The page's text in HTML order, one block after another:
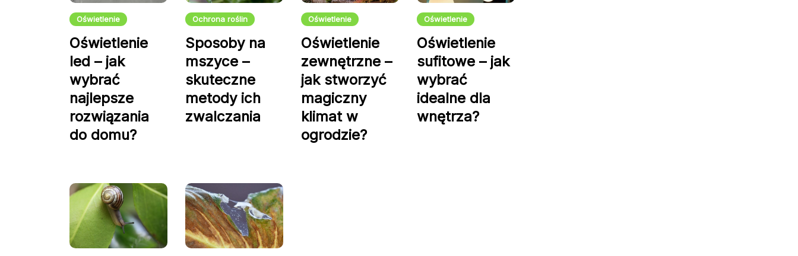
Oświetlenie
Oświetlenie
led – jak
wybrać
najlepsze
rozwiązania
do domu?
Ochrona roślin
Sposoby na
mszyce –
skuteczne
metody ich
zwalczania
Oświetlenie
Oświetlenie
zewnętrzne –
jak stworzyć
magiczny
klimat w
ogrodzie?
Oświetlenie
Oświetlenie
sufitowe – jak
wybrać
idealne dla
wnętrza?